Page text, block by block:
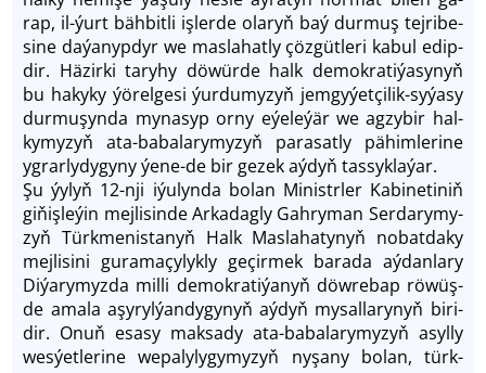
rap, il-­ýurt bäh­bit­li iş­ler­de ola­ryň baý dur­muş tej­ri­be­
si­ne da­ýa­nyp­dyr we mas­lahat­ly çöz­güt­le­ri ka­bul edip­
dir. Hä­zir­ki ta­ry­hy döwür­de halk de­mok­ra­ti­ýa­sy­nyň
bu ha­ky­ky ýö­rel­ge­si ýur­du­my­zyň jemgy­ýet­çi­lik­-sy­ýa­sy
dur­mu­şyn­da my­na­syp or­ny eýe­le­ýär we agzy­bir hal­
ky­my­zyň ata-­ba­ba­la­ry­my­zyň pa­rasat­ly pä­him­le­ri­ne
yg­rar­ly­dy­gy­ny ýe­ne­-de bir ge­zek aý­dyň tas­syk­la­ýar.
Şu ýy­lyň 12­-nji iýu­lyn­da bo­lan Mi­nistr­ler Ka­bi­ne­ti­niň
gi­ňiş­le­ýin mej­li­sin­de Arkadagly Gahryman Ser­da­ry­my­
zyň Türk­me­nis­ta­nyň Halk Mas­la­ha­ty­nyň no­bat­da­ky
mej­li­si­ni gura­ma­çy­lyk­ly ge­çir­mek ba­ra­da aýdan­la­ry
Diýa­ry­myz­da mil­li de­mok­ra­ti­ýa­nyň döw­re­bap rö­wüş­
de ama­la aşy­ryl­ýan­dy­gy­nyň aý­dyň mysal­la­ry­nyň bi­ri­
dir. Onuň esa­sy mak­sa­dy ata-ba­ba­la­ry­my­zyň asyl­ly
wes­ýet­le­ri­ne we­pa­lyly­gy­my­zyň ny­şa­ny bo­lan, türk­